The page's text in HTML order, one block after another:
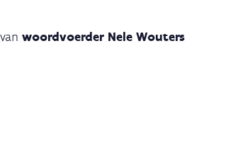
woordvoerder Nele Wouters